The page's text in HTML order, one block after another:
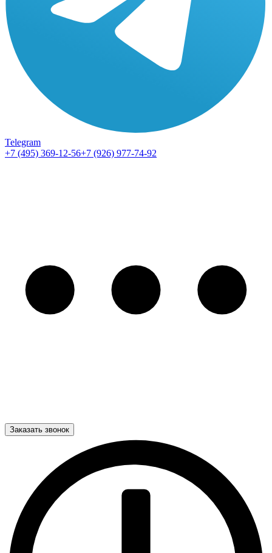
Telegram
+7 (495) 369-12-56+7 (926) 977-74-92
Заказать звонок